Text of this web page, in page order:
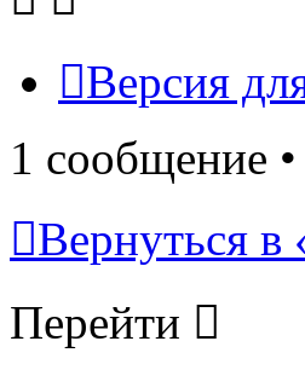
Версия
1 сообщение
Вернуться
Перейти